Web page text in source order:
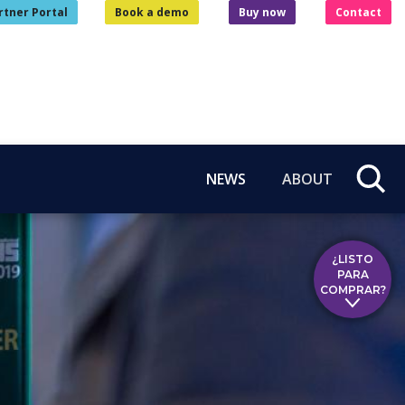
Portal Book a demo Buy now Contact
NEWS ABOUT
¿LISTO
PARA
COMPRAR?